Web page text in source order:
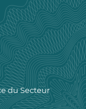
du Secteur